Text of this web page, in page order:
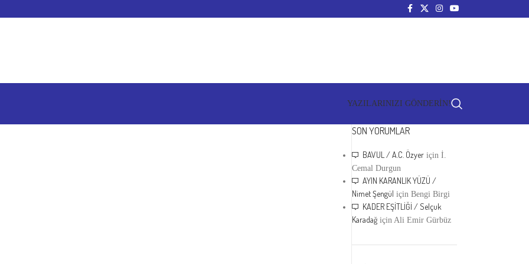
YAZILARINIZI GÖNDERİN!
SON YORUMLAR
BAVUL / A.C. Özyer içinİ.
Cemal Durgun
AYIN KARANLIK YÜZÜ /
Nimet Şengül içinBengi Birgi
KADER EŞİTLİĞİ / Selçuk
Karadağ içinAli Emir Gürbüz